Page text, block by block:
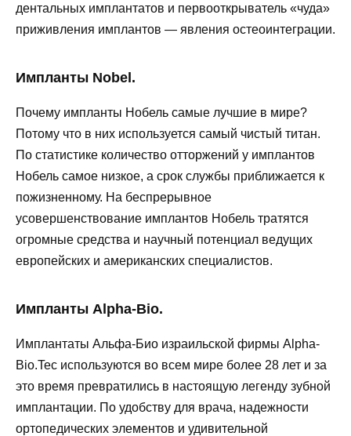
дентальных имплантатов и первооткрыватель «чуда»
приживления имплантов — явления остеоинтеграции.
Импланты Nobel.
Почему импланты Нобель самые лучшие в мире?
Потому что в них используется самый чистый титан.
По статистике количество отторжений у имплантов
Нобель самое низкое, а срок службы приближается к
пожизненному. На беспрерывное
усовершенствование имплантов Нобель тратятся
огромные средства и научный потенциал ведущих
европейских и американских специалистов.
Импланты Alpha-Bio.
Имплантаты Альфа-Био израильской фирмы Alpha-
Bio.Tec используются во всем мире более 28 лет и за
это время превратились в настоящую легенду зубной
имплантации. По удобству для врача, надежности
ортопедических элементов и удивительной